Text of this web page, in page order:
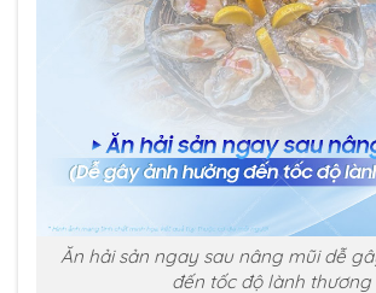
Ăn hải sản ngay sau nâng mũi dễ
đến tốc độ lành thương